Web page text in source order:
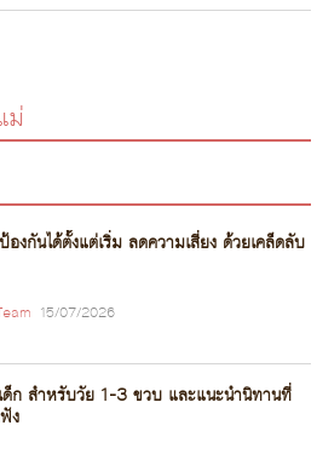
ม่
งกันได้ตั้งแต่เริ่ม ลดความเสี่ยง ด้วยเคล็ดลับ
15/07/2026
ด็ก สำหรับวัย 1-3 ขวบ และแนะนำนิทานที่
ง